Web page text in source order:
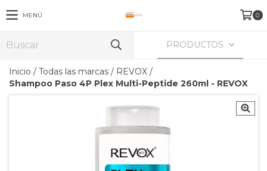
MENÚ 0
PRODUCTOS
Inicio / Todas las marcas / REVOX /
Shampoo Paso 4P Plex Multi-Peptide 260ml - REVOX